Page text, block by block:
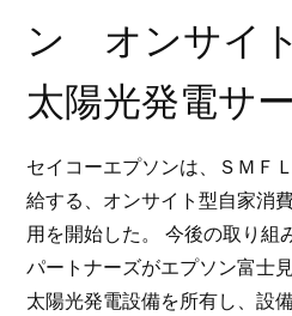
ン オンサイ
太陽光発電サ
セイコーエプソンは、ＳＭＦ
給する、オンサイト型自家消
用を開始した。 今後の取り組
パートナーズがエプソン富士
太陽光発電設備を所有し、設